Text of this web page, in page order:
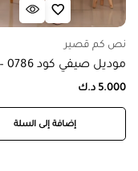
نص كم قصير
موديل صيفي كود 0786 – 03
5.000 د.ك
إضافة إلى السلة